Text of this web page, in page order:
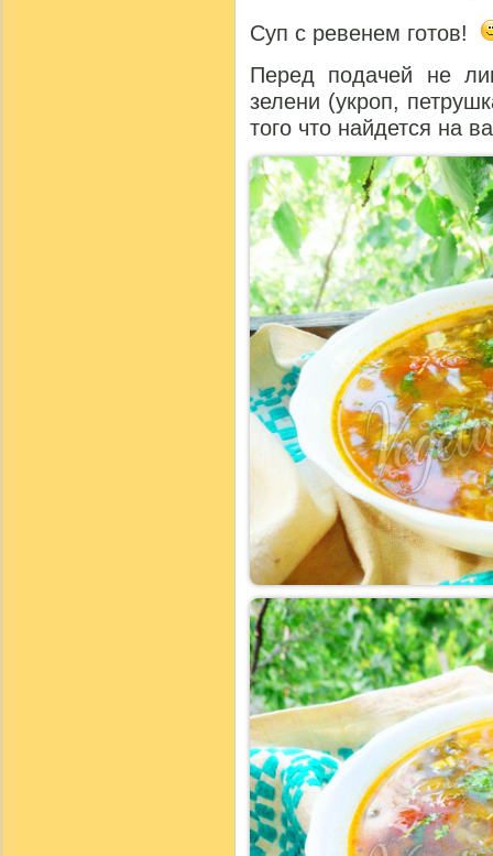
Суп с ревенем готов!
Перед подачей не
зелени (укроп,
того что найдется на